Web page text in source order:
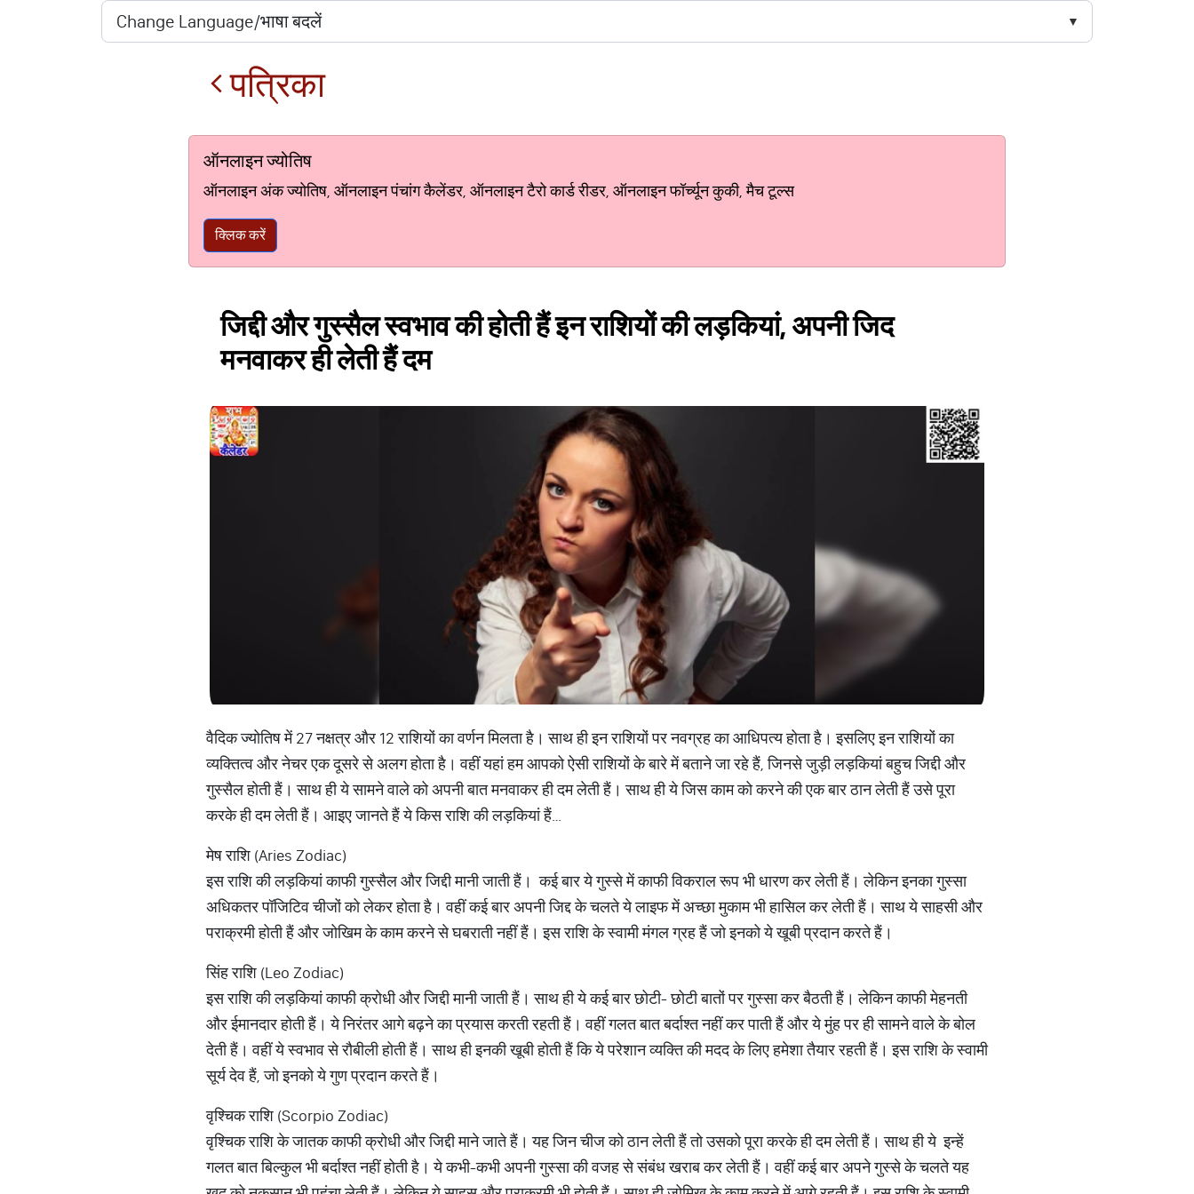
पत्रिका
ऑनलाइन ज्योतिष
ऑनलाइन अंक ज्योतिष, ऑनलाइन पंचांग कैलेंडर, ऑनलाइन टैरो कार्ड रीडर, ऑनलाइन फॉर्च्यून कुकी, मैच टूल्स
क्लिक करें
जिद्दी और गुस्सैल स्वभाव की होती हैं इन राशियों की लड़कियां, अपनी जिद
मनवाकर ही लेती हैं दम
वैदिक ज्योतिष में 27 नक्षत्र और 12 राशियों का वर्णन मिलता है। साथ ही इन राशियों पर नवग्रह का आधिपत्य होता है। इसलिए इन राशियों का
व्यक्तित्व और नेचर एक दूसरे से अलग होता है। वहीं यहां हम आपको ऐसी राशियों के बारे में बताने जा रहे हैं, जिनसे जुड़ी लड़कियां बहुच जिद्दी और
गुस्सैल होती हैं। साथ ही ये सामने वाले को अपनी बात मनवाकर ही दम लेती हैं। साथ ही ये जिस काम को करने की एक बार ठान लेती हैं उसे पूरा
करके ही दम लेती हैं। आइए जानते हैं ये किस राशि की लड़कियां हैं…
मेष राशि (Aries Zodiac)
इस राशि की लड़कियां काफी गुस्सैल और जिद्दी मानी जाती हैं। कई बार ये गुस्से में काफी विकराल रूप भी धारण कर लेती हैं। लेकिन इनका गुस्सा
अधिकतर पॉजिटिव चीजों को लेकर होता है। वहीं कई बार अपनी जिद्द के चलते ये लाइफ में अच्छा मुकाम भी हासिल कर लेती हैं। साथ ये साहसी और
पराक्रमी होती हैं और जोखिम के काम करने से घबराती नहीं हैं। इस राशि के स्वामी मंगल ग्रह हैं जो इनको ये खूबी प्रदान करते हैं।
सिंह राशि (Leo Zodiac)
इस राशि की लड़कियां काफी क्रोधी और जिद्दी मानी जाती हैं। साथ ही ये कई बार छोटी- छोटी बातों पर गुस्सा कर बैठती हैं। लेकिन काफी मेहनती
और ईमानदार होती हैं। ये निरंतर आगे बढ़ने का प्रयास करती रहती हैं। वहीं गलत बात बर्दाश्त नहीं कर पाती हैं और ये मुंह पर ही सामने वाले के बोल
देती हैं। वहीं ये स्वभाव से रौबीली होती हैं। साथ ही इनकी खूबी होती हैं कि ये परेशान व्यक्ति की मदद के लिए हमेशा तैयार रहती हैं। इस राशि के स्वामी
सूर्य देव हैं, जो इनको ये गुण प्रदान करते हैं।
वृश्चिक राशि (Scorpio Zodiac)
वृश्चिक राशि के जातक काफी क्रोधी और जिद्दी माने जाते हैं। यह जिन चीज को ठान लेती हैं तो उसको पूरा करके ही दम लेती हैं। साथ ही ये इन्हें
गलत बात बिल्कुल भी बर्दाश्त नहीं होती है। ये कभी-कभी अपनी गुस्सा की वजह से संबंध खराब कर लेती हैं। वहीं कई बार अपने गुस्से के चलते यह